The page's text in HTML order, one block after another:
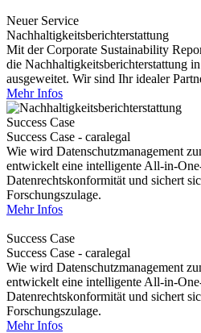
Neuer Service
Nachhaltigkeitsberichterstattung
Mit der Corporate Sustainability
die Nachhaltigkeitsberichterstattung
ausgeweitet. Wir sind Ihr idealer
Mehr Infos
Success Case
Success Case - caralegal
Wie wird Datenschutzmanagement
entwickelt eine intelligente All-in-
Datenrechtskonformität und sichert
Forschungszulage.
Mehr Infos
Success Case
Success Case - caralegal
Wie wird Datenschutzmanagement
entwickelt eine intelligente All-in-
Datenrechtskonformität und sichert
Forschungszulage.
Mehr Infos